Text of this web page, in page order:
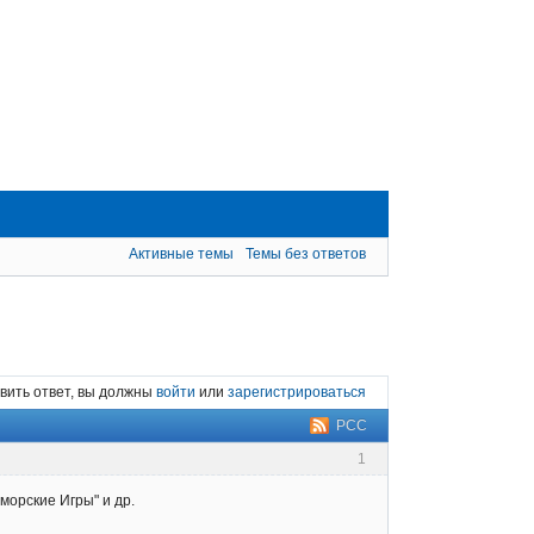
Активные темы Темы без ответов
ответ, вы должны войти или зарегистрироваться
РСС
1
Игры" и др.